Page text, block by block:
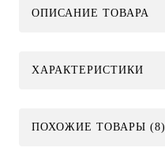
ОПИСАНИЕ ТОВАРА
ХАРАКТЕРИСТИКИ
ПОХОЖИЕ ТОВАРЫ (8)